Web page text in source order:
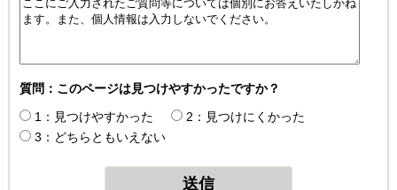
質問：このページは見つけやすかったですか？
1：見つけやすかった
2：見つけにくかった
3：どちらともいえない